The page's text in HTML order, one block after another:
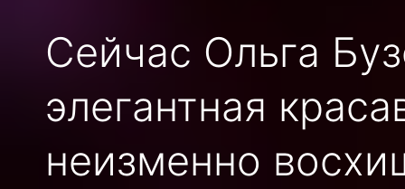
Сейчас Ольга
элегантная
неизменно